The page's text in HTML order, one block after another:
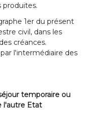
produites.
1er du présent
civil, dans les
créances.
l'intermédiaire des
temporaire ou
l'autre Etat